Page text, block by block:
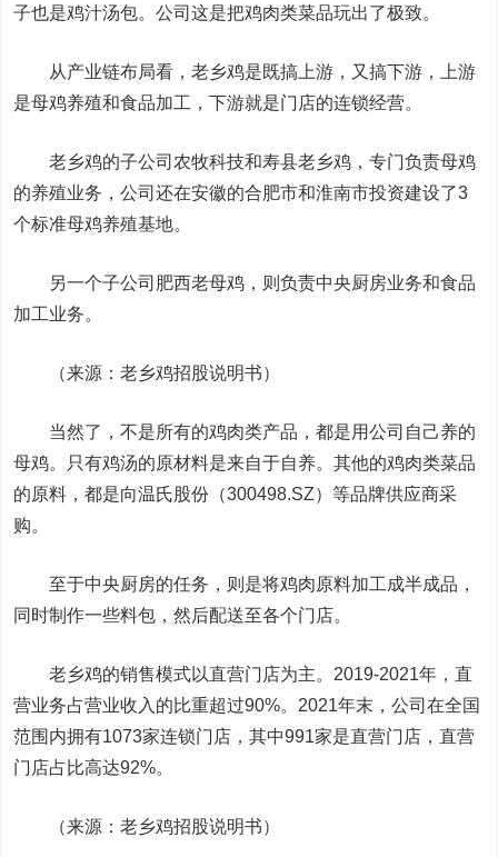
子也是鸡汁汤包。公司这是把鸡肉类菜品玩出了极致。
从产业链布局看，老乡鸡是既搞上游，又搞下游，上游
是母鸡养殖和食品加工，下游就是门店的连锁经营。
老乡鸡的子公司农牧科技和寿县老乡鸡，专门负责母鸡
的养殖业务，公司还在安徽的合肥市和淮南市投资建设了3
个标准母鸡养殖基地。
另一个子公司肥西老母鸡，则负责中央厨房业务和食品
加工业务。
（来源：老乡鸡招股说明书）
当然了，不是所有的鸡肉类产品，都是用公司自己养的
母鸡。只有鸡汤的原材料是来自于自养。其他的鸡肉类菜品
的原料，都是向温氏股份 （300498.SZ）等品牌供应商采
购。
至于中央厨房的任务，则是将鸡肉原料加工成半成品，
同时制作一些料包，然后配送至各个门店。
老乡鸡的销售模式以直营门店为主。2019-2021年，直
营业务占营业收入的比重超过90%。2021年末，公司在全国
范围内拥有1073家连锁门店，其中991家是直营门店，直营
门店占比高达92%。
（来源：老乡鸡招股说明书）